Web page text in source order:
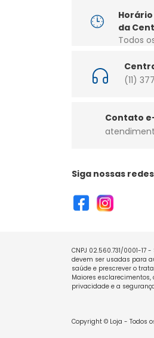
da
Todos
(11)
Contato
Siga nossas
CNPJ 02.560.731/0001-
devem ser usadas para
saúde e prescrever o
Maiores esclarecimentos,
privacidade e a
Copyright © Loja - Todos